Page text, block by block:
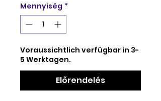
Mennyiség *
Voraussichtlich verfügbar in 3-
5 Werktagen.
Előrendelés